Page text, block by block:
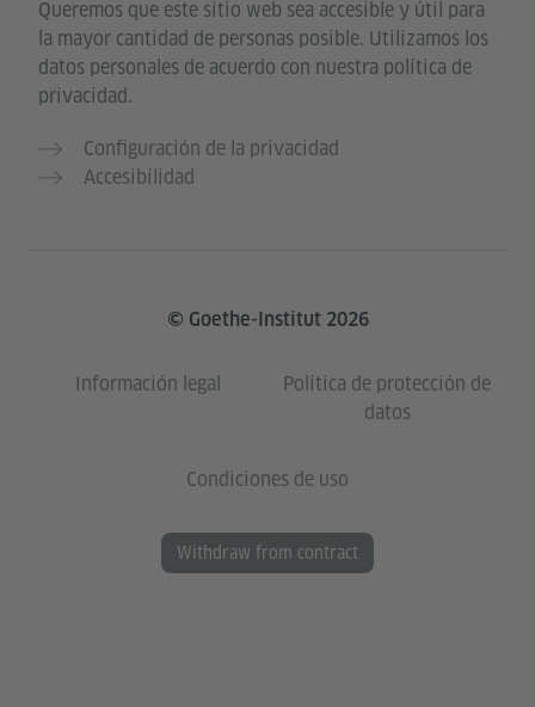
Queremos que este sitio web sea accesible y útil para
la mayor cantidad de personas posible. Utilizamos los
datos personales de acuerdo con nuestra política de
privacidad.
Configuración de la privacidad
Accesibilidad
© Goethe-Institut 2026
Información legal
Política de protección de
datos
Condiciones de uso
Withdraw from contract